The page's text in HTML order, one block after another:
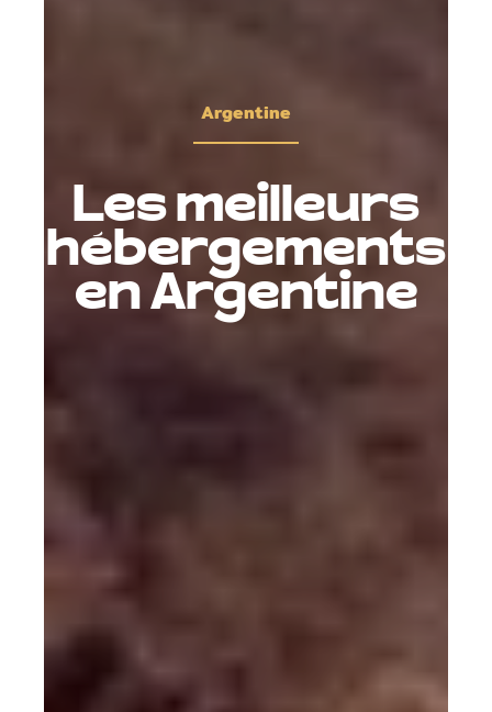
Argentine
Les meilleurs
hébergements
en Argentine